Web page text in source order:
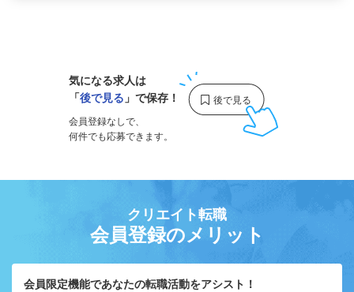
気になる求人は
「後で見る 」で保存！
会員登録なしで、
何件でも応募できます。
クリエイト転職
会員登録のメリット
会員限定機能であなたの転職活動をアシスト！